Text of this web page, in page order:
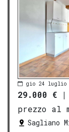
gio 24 luglio
29.000 € |
prezzo al
Sagliano